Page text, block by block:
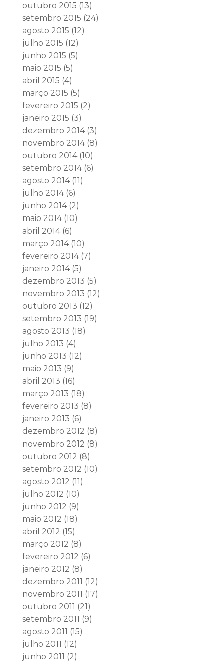
outubro 2015 (13)
setembro 2015 (24)
agosto 2015 (12)
julho 2015 (12)
junho 2015 (5)
maio 2015 (5)
abril 2015 (4)
março 2015 (5)
fevereiro 2015 (2)
janeiro 2015 (3)
dezembro 2014(3)
novembro 2014(8)
outubro 2014(10)
setembro 2014(6)
agosto 2014(11)
julho 2014(6)
junho 2014(2)
maio 2014(10)
abril 2014(6)
março 2014(10)
fevereiro 2014(7)
janeiro 2014(5)
dezembro 2013 (5)
novembro 2013 (12)
outubro 2013 (12)
setembro 2013 (19)
agosto 2013 (18)
julho 2013 (4)
junho 2013 (12)
maio 2013 (9)
abril 2013 (16)
março 2013 (18)
fevereiro 2013 (8)
janeiro 2013 (6)
dezembro 2012 (8)
novembro 2012 (8)
outubro 2012 (8)
setembro 2012 (10)
agosto 2012 (11)
julho 2012 (10)
junho 2012 (9)
maio 2012 (18)
abril 2012 (15)
março 2012 (8)
fevereiro 2012 (6)
janeiro 2012 (8)
dezembro 2011 (12)
novembro 2011 (17)
outubro 2011 (21)
setembro 2011 (9)
agosto 2011 (15)
julho 2011 (12)
junho 2011 (2)